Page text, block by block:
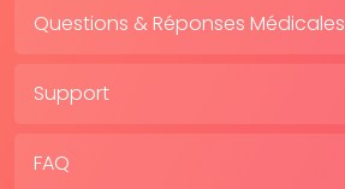
Questions & Réponses Médicales
Support
FAQ